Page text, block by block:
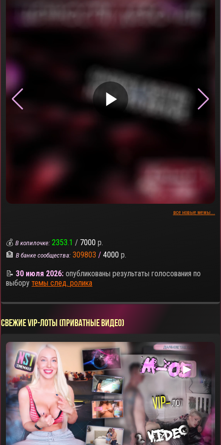
▶
все новые мемы...
💰В копилочке: 2353.1 / 7000 р.
🏦В банке сообщества: 309803 / 4000 р.
📝30 июля 2026: опубликованы результаты голосования по
выборутемы след. ролика
СВЕЖИЕ VIP-ЛОТЫ (ПРИВАТНЫЕ ВИДЕО)
▶